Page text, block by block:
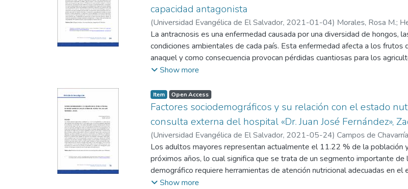
capacidad antagonista
(Universidad Evangélica de El Salvador, 2021-01-04) Morales, Rosa M.;
La antracnosis es una enfermedad causada por una diversidad de hongos,
condiciones ambientales de cada país. Esta enfermedad afecta a los frutos
anaquel y como consecuencia provocan pérdidas cuantiosas para los
combate con el uso de pesticidas que contaminan el medio ambiente y
reducen la posibilidad de implementar alternativas de control contra esta
aislamiento y la identificación del hongo causante de antracnosis con mayor
cultivos de plátano de la Cooperativa San Carlos El Paisnal, El Salvador.
causar lesiones en el fruto del plátano y a partir de los valores obtenidos se
presentó mayor patogenicidad y se realizó una identificación molecular
es causada por la especie Fusarium dimerum. Además, se realizaron
y se logró aislar una levadura con capacidad del 100 % inhibitoria para la
Show more
Item Open Access
Factores sociodemográficos y su relación con el estado
consulta externa del hospital «Dr. Juan José Fernández»,
(Universidad Evangélica de El Salvador, 2021-05-24) Campos de
Los adultos mayores representan actualmente el 11.22 % de la población
próximos años, lo cual significa que se trata de un segmento importante de
demográfico requiere herramientas de atención nutricional adecuadas en
poblacional, de ahí surge el objetivo de la presente investigación: analizar
Show more